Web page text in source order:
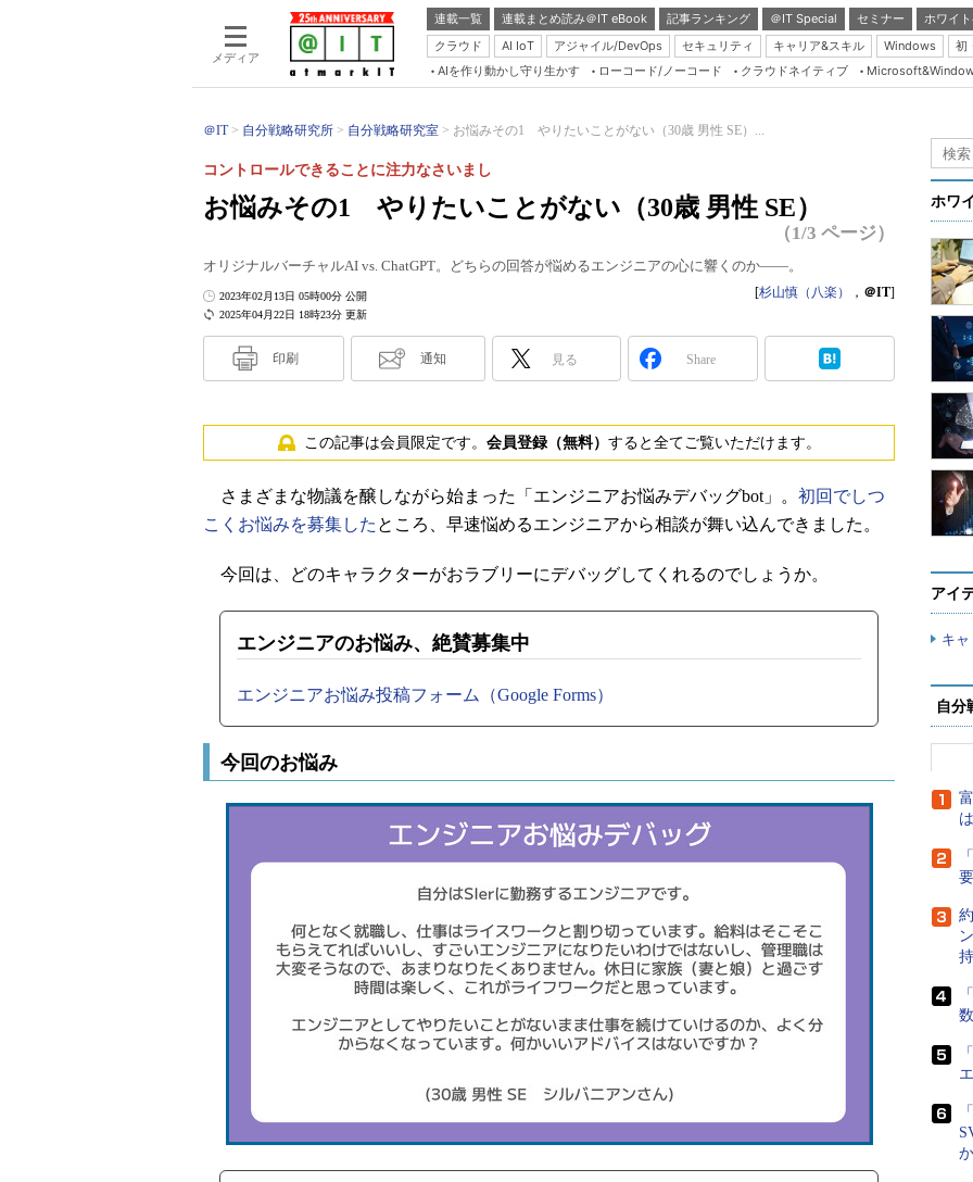
メディア
連載一覧 連載まとめ読み＠IT eBook 記事ランキング ＠IT Special セミナー
ホワイ
クラウド
AI IoT アジャイル/DevOps セキュリティ キャリア&スキル Windows
初
Server & Storage
Database Expert
Linux ＆ OSS
Master of IP Network
Security & Trust
AIを作り動かし守り生かす ローコード/ノーコード クラウドネイティブ
＠IT 自分戦略研究所 自分戦略研究室 お悩みその1 やりたいことがない（30歳 男性 SE）...
お悩みその1 やりたいことがない（30歳 男性 SE）
コントロールできることに注力なさいまし
（1/3 ページ）
オリジナルバーチャルAI vs. ChatGPT。どちらの回答が悩めるエンジニアの心に響くのか――。
2025年04月22日 18時23分 更新
2023年02月13日 05時00分 公開 [杉山慎（八楽） ， ＠IT]
印刷 通知 見る Share
この記事は会員限定です。 会員登録（無料） すると全てご覧いただけます。
さまざまな物議を醸しながら始まった「エンジニアお悩みデバッグbot」。 初回でしつ
こくお悩みを募集した ところ、早速悩めるエンジニアから相談が舞い込んできました。
今回は、どのキャラクターがおラブリーにデバッグしてくれるのでしょうか。
エンジニアのお悩み、絶賛募集中
エンジニアお悩み投稿フォーム（Google Forms）
今回のお悩み
ホワ
アイ
キ
自分
か